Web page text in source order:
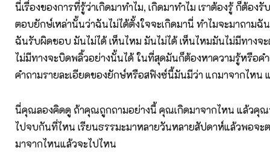
นี่เรื่องของการที่รู้ว่าเกิดมาทำไม, เกิดมาทำไม เราต้องรู้ ก็ต้องรั
ตอบยักษ์เหล่านั้นว่าฉันไม่ได้ตั้งใจจะเกิดมานี่ ทำไมจะมาถามฉั
ฉันรับผิดชอบ มันไม่ได้ เห็นไหม มันไม่ได้ เห็นไหมมันไม่มีทางจ
ไม่มีทางจะบิดพลิ้วอย่างนั้นได้ ในที่สุดมันก็ต้องหาความรู้หรือค
คำถามรายละเอียดของยักษ์หรือสฟิงซ์นี้มันมีว่า แกมาจากไหน
นี่คุณลองคิดดู ถ้าคุณถูกถามอย่างนี้ คุณเกิดมาจากไหน แล้วคุณ
ไปจบกันที่ไหน เรียนธรรมะมาหลายวันหลายสัปดาห์แล้วพอจะ
มาจากไหนแล้วจะไปไหน